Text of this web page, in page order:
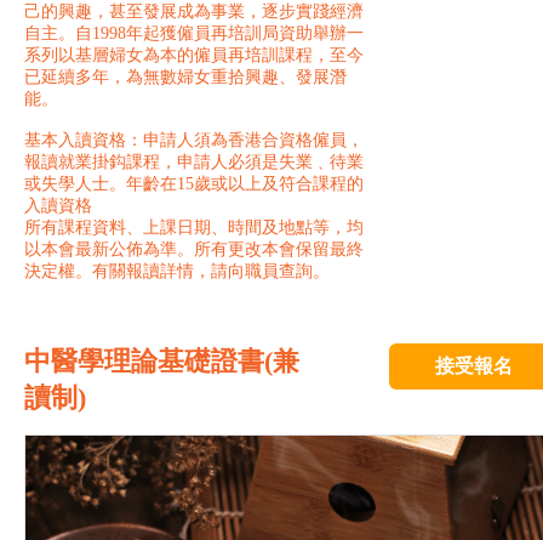
己的興趣，甚至發展成為事業，逐步實踐經濟
自主。自1998年起獲僱員再培訓局資助舉辦一
系列以基層婦女為本的僱員再培訓課程，至今
已延續多年，為無數婦女重拾興趣、發展潛
能。
基本入讀資格：申請人須為香港合資格僱員，
報讀就業掛鈎課程，申請人必須是失業﹑待業
或失學人士。年齡在15歲或以上及符合課程的
入讀資格
所有課程資料、上課日期、時間及地點等，均
以本會最新公佈為準。所有更改本會保留最終
決定權。有關報讀詳情，請向職員查詢。
中醫學理論基礎證書(兼
讀制)
接受報名